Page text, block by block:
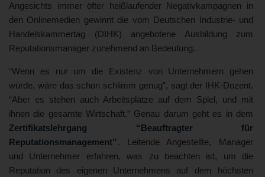
Angesichts immer öfter heißlaufender Negativkampagnen in
den Onlinemedien gewinnt die vom Deutschen Industrie- und
Handelskammertag (DIHK) angebotene Ausbildung zum
Reputationsmanager zunehmend an Bedeutung.
“Wenn es nur um die Existenz von Unternehmern gehen
würde, wäre das schon schlimm genug”, sagt der IHK-Dozent.
“Aber es stehen auch Arbeitsplätze auf dem Spiel, und mit
ihnen die gesamte Wirtschaft.” Genau darum geht es in dem
Zertifikatslehrgang “Beauftragter für
Reputationsmanagement”. Leitende Angestellte, Manager
und Unternehmer erfahren, was zu beachten ist, um die
Reputation des eigenen Unternehmens auf dem höchsten